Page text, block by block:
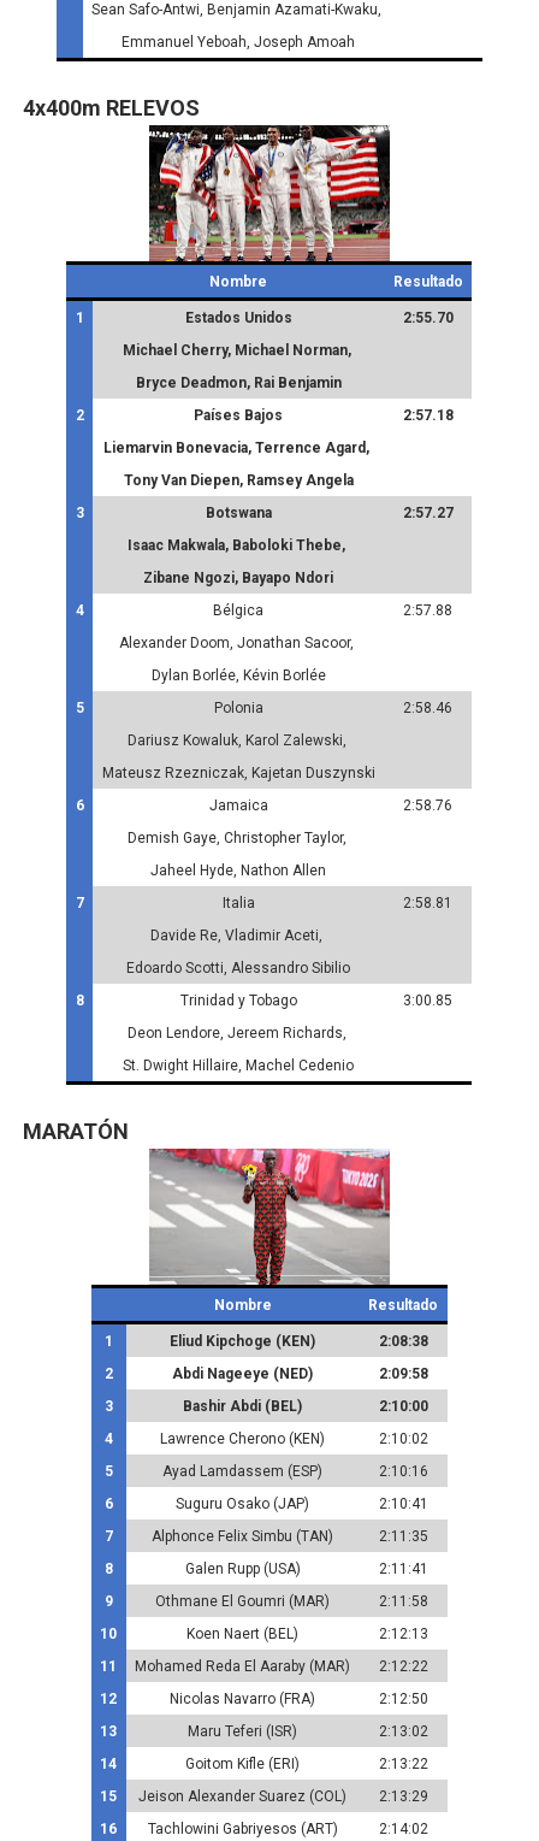
Sean Safo-Antwi, Benjamin Azamati-Kwaku,
Emmanuel Yeboah, Joseph Amoah
4x400m RELEVOS
Nombre Resultado
1
Estados Unidos
Michael Cherry, Michael Norman,
Bryce Deadmon, Rai Benjamin
2:55.70
2
Países Bajos
Liemarvin Bonevacia, Terrence Agard,
Tony Van Diepen, Ramsey Angela
2:57.18
3
Botswana
Isaac Makwala, Baboloki Thebe,
Zibane Ngozi, Bayapo Ndori
2:57.27
4
Bélgica
Alexander Doom, Jonathan Sacoor,
Dylan Borlée, Kévin Borlée
2:57.88
5
Polonia
Dariusz Kowaluk, Karol Zalewski,
Mateusz Rzezniczak, Kajetan Duszynski
2:58.46
6
Jamaica
Demish Gaye, Christopher Taylor,
Jaheel Hyde, Nathon Allen
2:58.76
7
Italia
Davide Re, Vladimir Aceti,
Edoardo Scotti, Alessandro Sibilio
2:58.81
8
Trinidad y Tobago
Deon Lendore, Jereem Richards,
St. Dwight Hillaire, Machel Cedenio
3:00.85
MARATÓN
Nombre Resultado
1 Eliud Kipchoge (KEN)
2:08:38
2
Abdi Nageeye (NED)
2:09:58
3
Bashir Abdi (BEL)
2:10:00
4
Lawrence Cherono (KEN)
2:10:02
5
Ayad Lamdassem (ESP)
2:10:16
6
Suguru Osako (JAP)
2:10:41
7
Alphonce Felix Simbu (TAN)
2:11:35
8
Galen Rupp (USA)
2:11:41
9
Othmane El Goumri (MAR)
2:11:58
10
Koen Naert (BEL)
2:12:13
11
Mohamed Reda El Aaraby (MAR)
2:12:22
12
Nicolas Navarro (FRA)
2:12:50
13
Maru Teferi (ISR)
2:13:02
14
Goitom Kifle (ERI)
2:13:22
15
Jeison Alexander Suarez (COL)
2:13:29
16
Tachlowini Gabriyesos (ART)
2:14:02